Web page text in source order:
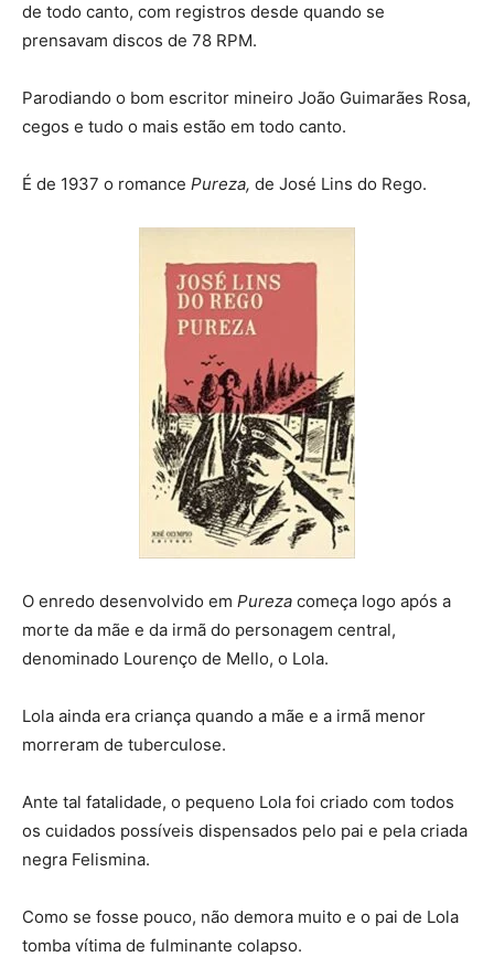
de todo canto, com registros desde quando se
prensavam discos de 78 RPM.
Parodiando o bom escritor mineiro João Guimarães Rosa,
cegos e tudo o mais estão em todo canto.
É de 1937 o romance Pureza, de José Lins do Rego.
O enredo desenvolvido em Pureza começa logo após a
morte da mãe e da irmã do personagem central,
denominado Lourenço de Mello, o Lola.
Lola ainda era criança quando a mãe e a irmã menor
morreram de tuberculose.
Ante tal fatalidade, o pequeno Lola foi criado com todos
os cuidados possíveis dispensados pelo pai e pela criada
negra Felismina.
Como se fosse pouco, não demora muito e o pai de Lola
tomba vítima de fulminante colapso.